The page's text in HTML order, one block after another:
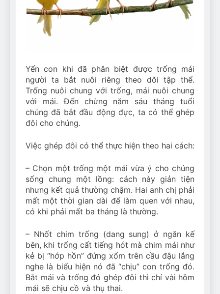
Can Bulldogs Play Fetch?
And How to Train Them!
7 Năm Ago
Yến con khi đã phân biệt được trống mái
người ta bắt nuôi riêng theo dõi tập thể.
Trống nuôi chung với trống, mái nuôi chung
với mái. Đến chừng năm sáu tháng tuổi
chúng đã bắt đầu động đực, ta có thể ghép
đôi cho chúng.
Việc ghép đôi có thể thực hiện theo hai cách:
– Chọn một trống một mái vừa ý cho chúng
sống chung một lồng: cách này giản tiện
nhưng kết quả thường chậm. Hai anh chị phải
mất một thời gian dài để làm quen với nhau,
có khi phải mất ba tháng là thường.
– Nhốt chim trống (dang sung) ở ngăn kế
bên, khi trống cất tiếng hót mà chim mái như
kẻ bị “hớp hồn” đứng xổm trên cầu đậu lắng
nghe là biểu hiện nó đã “chịu” con trống đó.
Bắt mái và trống đó ghép đôi thì chỉ vài hôm
mái sẽ chịu cồ và thụ thai.